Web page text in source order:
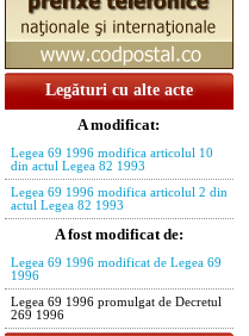
Legături cu alte acte
A modificat:
Legea 69 1996 modifica articolul 10
din actul Legea 82 1993
Legea 69 1996 modifica articolul 2 din
actul Legea 82 1993
A fost modificat de:
Legea 69 1996 modificat de Legea 69
1996
Legea 69 1996 promulgat de Decretul
269 1996